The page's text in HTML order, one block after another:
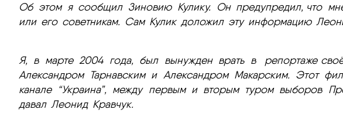
Об этом я сообщил Зиновию Кулику. Он предупредил, что
или его советникам. Сам Кулик доложил эту информацию
Я, в марте 2004 года, был вынужден врать в репортаже
Александром Тарнавским и Александром Макарским. Этот
канале “Украина”, между первым и вторым туром выборов
давал Леонид Кравчук.